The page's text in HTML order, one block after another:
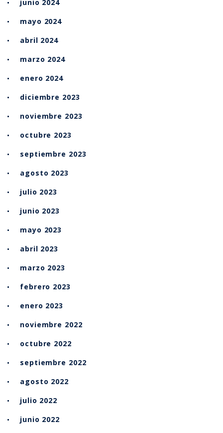
junio 2024
mayo 2024
abril 2024
marzo 2024
enero 2024
diciembre 2023
noviembre 2023
octubre 2023
septiembre 2023
agosto 2023
julio 2023
junio 2023
mayo 2023
abril 2023
marzo 2023
febrero 2023
enero 2023
noviembre 2022
octubre 2022
septiembre 2022
agosto 2022
julio 2022
junio 2022